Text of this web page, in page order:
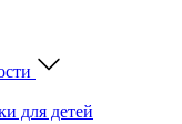
для детей